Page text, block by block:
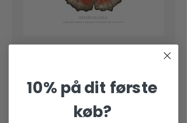
kunsttryk
Pris
10% på dit første
køb?